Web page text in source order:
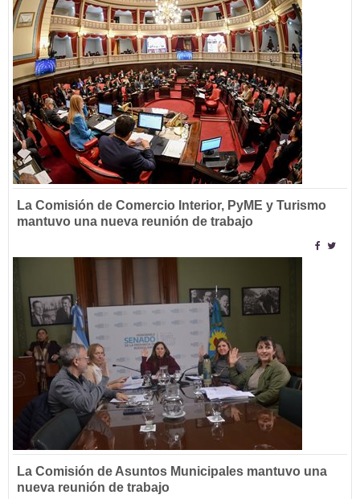
La Comisión de Comercio Interior, PyME y Turismo
mantuvo una nueva reunión de trabajo
La Comisión de Asuntos Municipales mantuvo una
nueva reunión de trabajo